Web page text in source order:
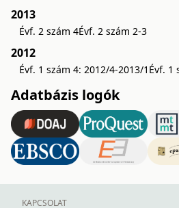
2013
Évf. 2 szám 4Évf. 2 szám 2-3
2012
Évf. 1 szám 4: 2012/4-2013/1 Évf. 1
Adatbázis logók
KAPCSOLAT